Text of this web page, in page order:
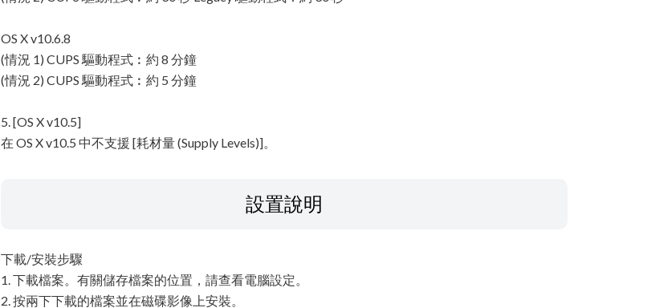
OS X v10.6.8
(情況 1) CUPS 驅動程式︰約 8 分鐘
(情況 2) CUPS 驅動程式︰約 5 分鐘
5. [OS X v10.5]
在 OS X v10.5 中不支援 [耗材量 (Supply Levels)]。
設置說明
下載/安裝步驟
1. 下載檔案。有關儲存檔案的位置，請查看電腦設定。
2. 按兩下下載的檔案並在磁碟影像上安裝。